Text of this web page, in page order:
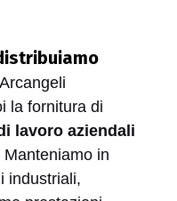
la fornitura di
lavoro aziendali
in
industriali,